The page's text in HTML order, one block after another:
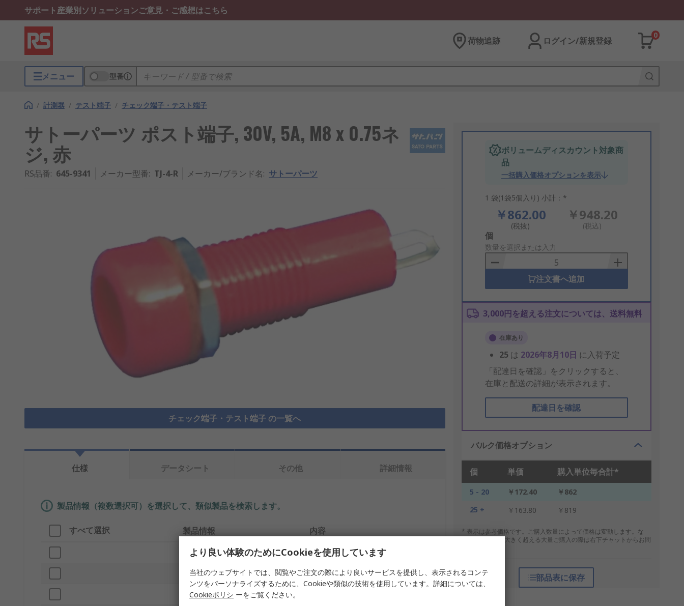
サポート産業別ソリューションご意見・ご感想はこちら
荷物追跡 ログイン/新規登録
0
メニュー 型番
/ 計測器 / テスト端子 / チェック端子・テスト端子
サトーパーツ ポスト端子, 30V, 5A, M8 x 0.75ネ
ジ, 赤
RS品番: 645-9341 メーカー型番: TJ-4-R メーカー/ブランド名: サトーパーツ
チェック端子・テスト端子 の一覧へ
ボリュームディスカウント対象商
品
一括購入価格オプションを表示
1 袋(1袋5個入り) 小計：*
￥862.00
(税抜)
￥948.20
(税込)
Add
to
Basket
個
数量を選択または入力
注文書へ追加
3,000円を超える注文については、送料無料
在庫あり
25 は 2026年8月10日 に入荷予定
「配達日を確認」をクリックすると、
在庫と配送の詳細が表示されます。
配達日を確認
バルク価格オプション
個 単価 購入単位毎合計*
5 - 20 ￥172.40
￥862
25 +
￥163.80 ￥819
* 表示は参考価格です。ご購入数量によって価格は変動します。な
お、上記数量を大きく超える大量ご購入の際は右下チャットからお問
部品表に保存
仕様 データシート その他 詳細情報
製品情報（複数選択可）を選択して、類似製品を検索します。
すべて選択 製品情報 内容
ブランド サトーパーツ
赤
プロダクトタイプ
より良い体験のためにCookieを使用しています
当社のウェブサイトでは、閲覧やご注文の際により良いサービスを提供し、表示されるコンテ
ンツをパーソナライズするために、Cookieや類似の技術を使用しています。詳細については、
Cookieポリシ ーをご覧ください。